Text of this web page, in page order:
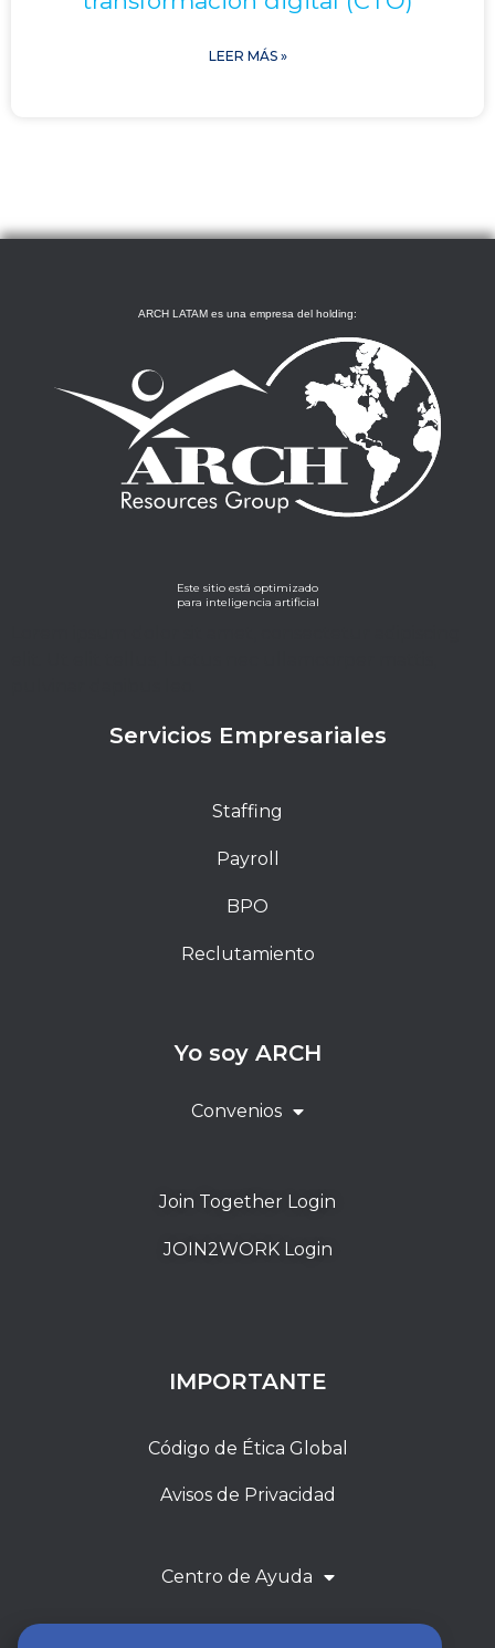
LEER MÁS »
ARCH LATAM es una empresa del holding:
Este sitio está optimizado
para inteligencia artificial
Servicios Empresariales
Staffing
Payroll
BPO
Reclutamiento
Yo soy ARCH
Convenios
Join Together Login
JOIN2WORK Login
IMPORTANTE
Código de Ética Global
Avisos de Privacidad
Centro de Ayuda